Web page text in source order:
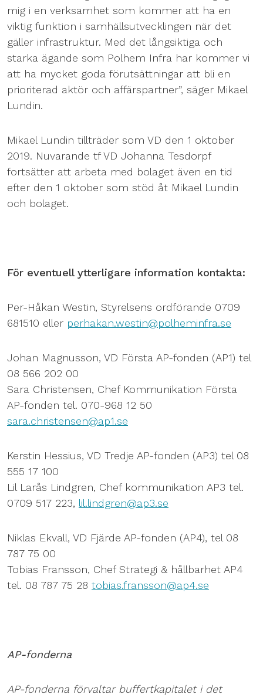
mig i en verksamhet som kommer att ha en
viktig funktion i samhällsutvecklingen när det
gäller infrastruktur. Med det långsiktiga och
starka ägande som Polhem Infra har kommer vi
att ha mycket goda förutsättningar att bli en
prioriterad aktör och affärspartner”, säger Mikael
Lundin.
Mikael Lundin tillträder som VD den 1 oktober
2019. Nuvarande tf VD Johanna Tesdorpf
fortsätter att arbeta med bolaget även en tid
efter den 1 oktober som stöd åt Mikael Lundin
och bolaget.
För eventuell ytterligare information kontakta:
Per-Håkan Westin, Styrelsens ordförande 0709
681510 eller perhakan.westin@polheminfra.se
Johan Magnusson, VD Första AP-fonden (AP1) tel
08 566 202 00
Sara Christensen, Chef Kommunikation Första
AP-fonden tel. 070-968 12 50
sara.christensen@ap1.se
Kerstin Hessius, VD Tredje AP-fonden (AP3) tel 08
555 17 100
Lil Larås Lindgren, Chef kommunikation AP3 tel.
0709 517 223, lil.lindgren@ap3.se
Niklas Ekvall, VD Fjärde AP-fonden (AP4), tel 08
787 75 00
Tobias Fransson, Chef Strategi & hållbarhet AP4
tel. 08 787 75 28 tobias.fransson@ap4.se
AP-fonderna
AP-fonderna förvaltar buffertkapitalet i det